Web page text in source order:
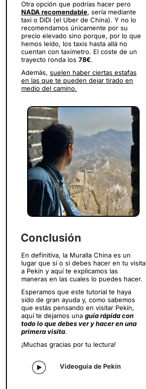
Otra opción que podrías hacer pero
NADA recomendable, sería mediante
taxi o DiDi (el Uber de China). Y no lo
recomendamos únicamente por su
precio elevado sino porque, por lo que
hemos leído, los taxis hasta allá no
cuentan con taxímetro. El coste de un
trayecto ronda los 78€.
Además, suelen haber ciertas estafas
en las que te pueden dejar tirado en
medio del camino.
Conclusión
En definitiva, la Muralla China es un
lugar que sí o sí debes hacer en tu visita
a Pekín y aquí te explicamos las
maneras en las cuales lo puedes hacer.
Esperamos que este tutorial te haya
sido de gran ayuda y, como sabemos
que estás pensando en visitar Pekín,
aquí te dejamos una guía rápida con
todo lo que debes ver y hacer en una
primera visita.
¡Muchas gracias por tu lectura!
Videoguía de Pekín